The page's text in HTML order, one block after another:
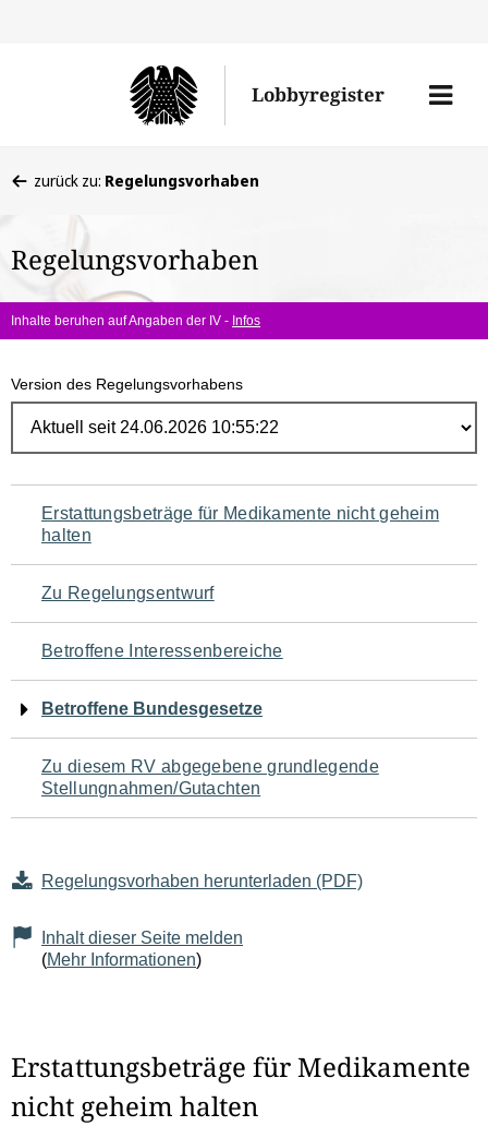
Lobbyregister
Menü
befinden
hier:
zurück zu: Regelungsvorhaben
Regelungsvorhaben
Inhalte beruhen auf Angaben der IV - Infos
Version des Regelungsvorhabens
Navigation
für
den
Seiteninhalt
Erstattungsbeträge für Medikamente nicht geheim
halten
Zu Regelungsentwurf
Betroffene Interessenbereiche
Betroffene Bundesgesetze
Zu diesem RV abgegebene grundlegende
Stellungnahmen/Gutachten
Regelungsvorhaben herunterladen (PDF)
Inhalt dieser Seite melden
(Mehr Informationen)
Erstattungsbeträge für Medikamente
nicht geheim halten